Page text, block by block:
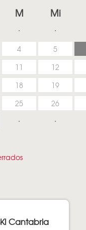
M Mi
4 5
11 12
18 19
25 26
Cantabria